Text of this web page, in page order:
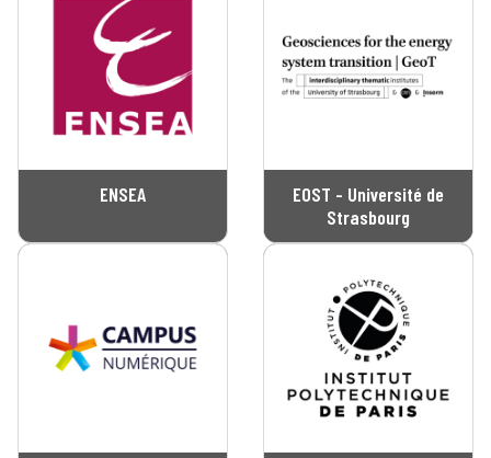
ENSEA
EOST - Université de
Strasbourg